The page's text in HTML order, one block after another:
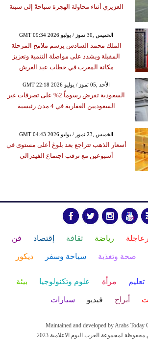
العزيزي أثناء محاولة الهجرة سباحةً إلى سبتة
GMT 09:34 2026 الخميس ,30 تموز / يوليو
الملك محمد السادس يرسم ملامح المرحلة
المقبلة ويشدد على مواصلة التنمية وتعزيز
مكانة المغرب في خطاب عيد العرش
GMT 22:18 2026 الأحد ,05 تموز / يوليو
السعودية تفرض رسوماً 2% على تصرفات غير
السعوديين العقارية في 4 مدن رئيسية
GMT 04:43 2026 الخميس ,23 تموز / يوليو
أسعار الذهب تتراجع بعد بلوغ أعلى مستوى في
أسبوعين مع ترقب اجتماع الفيدرالي
رياضة ثقافة إقتصاد فن
صحة وتغذية سياحة وسفر ديكور
تعليم مرأة علوم وتكنولوجيا بيئة
أبراج فيديو سيارات
Maintained and developed by Arabs Today